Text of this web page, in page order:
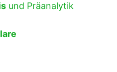
und Präanalytik